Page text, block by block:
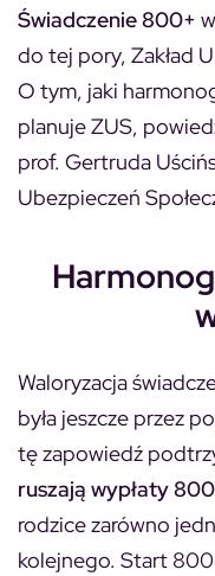
Świadczenie 800+
do tej pory, Zakład
O tym, jaki
planuje ZUS,
prof. Gertruda
Ubezpieczeń
Waloryzacja
była jeszcze przez
tę zapowiedź
ruszają wypłaty
rodzice zarówno
kolejnego. Start